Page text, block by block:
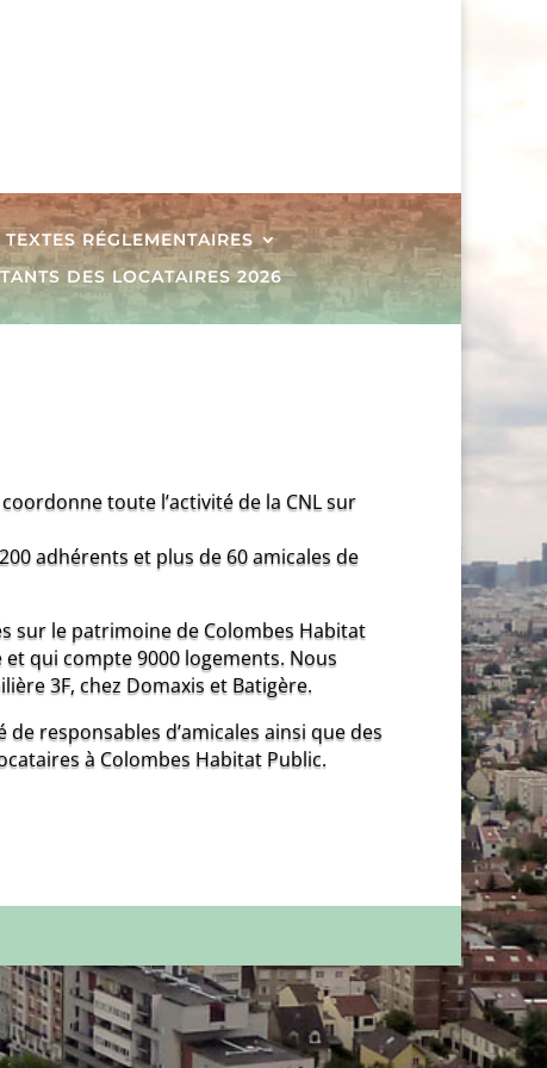
RÉGLEMENTAIRES
DES LOCATAIRES 2026
toute l’activité de la CNL sur
adhérents et plus de 60 amicales de
sur le patrimoine de Colombes Habitat
qui compte 9000 logements. Nous
3F, chez Domaxis et Batigère.
responsables d’amicales ainsi que des
à Colombes Habitat Public.